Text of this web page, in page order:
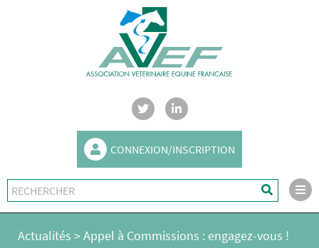
CONNEXION/INSCRIPTION
Actualités >Appel à Commissions : engagez-vous !